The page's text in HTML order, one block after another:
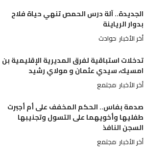
الجديدة.. آلة درس الحمص تنهي حياة فلاح
بدوار الرياينة
أخر الأخبار حوادث
تدخلات استباقية لفرق المديرية الإقليمية بن
امسيك، سيدي عثمان و مولاي رشيد
أخر الأخبار مجتمع
صدمة بفاس.. الحكم المخفف على أم أجبرت
طفليها وأخويهما على التسول وتجنيبها
السجن النافذ
أخر الأخبار مجتمع